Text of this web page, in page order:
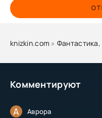
Комментируют
А Аврора
knizkin.com »